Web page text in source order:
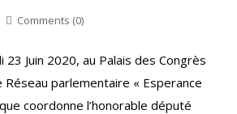
Comments (0)
Juin 2020, au Palais des Congrès
Réseau parlementaire « Esperance
coordonne l’honorable député